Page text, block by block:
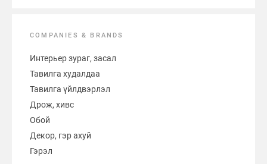
COMPANIES & BRANDS
Интерьер зураг, засал
Тавилга худалдаа
Тавилга үйлдвэрлэл
Дрож, хивс
Обой
Декор, гэр ахуй
Гэрэл